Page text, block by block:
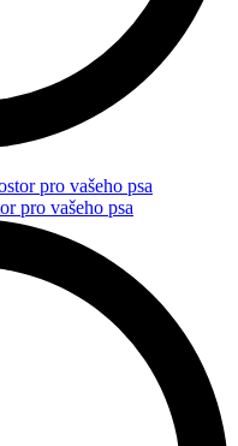
pro vašeho psa